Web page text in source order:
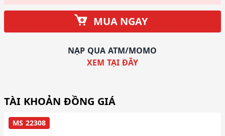
MUA NGAY
NẠP QUA ATM/MOMO
XEM TẠI ĐÂY
TÀI KHOẢN ĐỒNG GIÁ
MS 22308